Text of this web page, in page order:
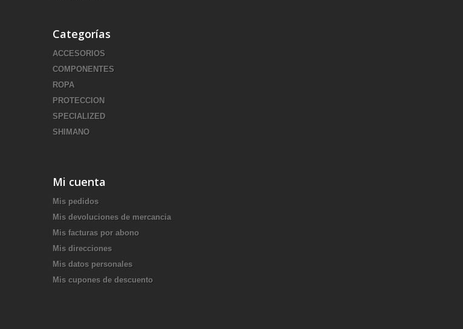
Categorías
ACCESORIOS
COMPONENTES
ROPA
PROTECCION
SPECIALIZED
SHIMANO
Mi cuenta
Mis pedidos
Mis devoluciones de mercancia
Mis facturas por abono
Mis direcciones
Mis datos personales
Mis cupones de descuento